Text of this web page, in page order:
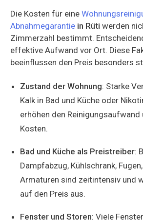
Die Kosten für eine
Abnahmegarantie in Rüti werden
Zimmerzahl bestimmt.
effektive Aufwand vor Ort. Diese
beeinflussen den Preis besonders
Zustand der Wohnung: Starke
Kalk in Bad und Küche oder
erhöhen den
Kosten.
Bad und Küche als Preistreiber:
Dampfabzug, Kühlschrank,
Armaturen sind zeitintensiv und
auf den Preis aus.
Fenster und Storen: Viele